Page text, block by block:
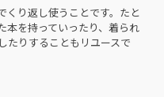
くり返し使うことです。たと
本を持っていったり、着られ
たりすることもリユースで